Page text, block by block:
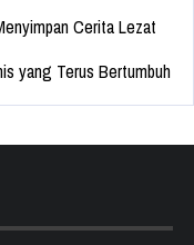
Cerita Lezat
yang Terus Bertumbuh